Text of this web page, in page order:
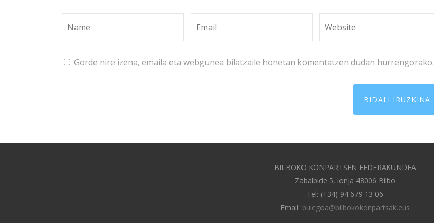
Gorde nire izena, emaila eta webgunea bilatzaile honetan komentatzen dudan hurrengorako.
BILBOKO KONPARTSEN FEDERAKUNDEA
Zabalbide 5, lonja 48006 Bilbo
Tel: (+34) 94 679 13 06
Email: bulegoa@bilbokokonpartsak.eus